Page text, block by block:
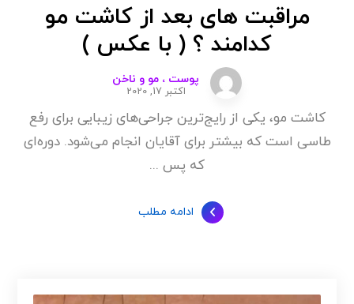
مراقبت های بعد از کاشت مو
کدامند ؟ ( با عکس )
پوست ، مو و ناخن
اکتبر 17, 2020
کاشت مو، یکی از رایج‌ترین جراحی‌های زیبایی برای رفع
طاسی است که بیشتر برای آقایان انجام می‌شود. دوره‌ای
که پس ...
ادامه مطلب